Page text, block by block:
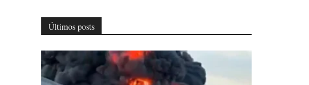
Últimos posts